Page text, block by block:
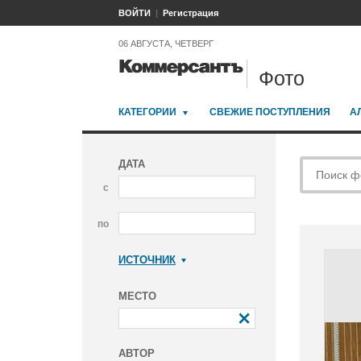
ВОЙТИ Регистрация
06 АВГУСТА, ЧЕТВЕРГ
Фото
КАТЕГОРИИ СВЕЖИЕ ПОСТУПЛЕНИЯ
ДАТА
с
по
ИСТОЧНИК
МЕСТО
АВТОР